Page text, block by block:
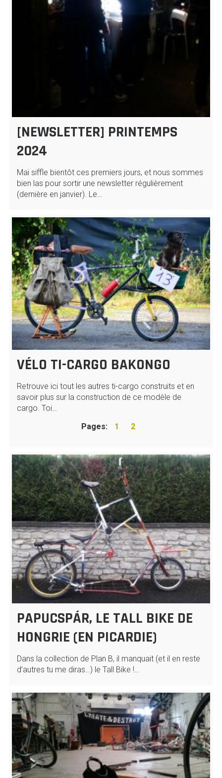
[NEWSLETTER] PRINTEMPS
2024
Mai siffle bientôt ces premiers jours, et nous sommes
bien las pour sortir une newsletter régulièrement
(dernière en janvier). Le…
VÉLO TI-CARGO BAKONGO
Retrouve ici tout les autres ti-cargo construits et en
savoir plus sur la construction de ce modèle de
cargo. Toi…
Pages:
1 2
PAPUCSPÁR, LE TALL BIKE DE
HONGRIE (EN PICARDIE)
Dans la collection de Plan B, il manquait (et il en reste
d’autres tu me diras…) le Tall Bike !…